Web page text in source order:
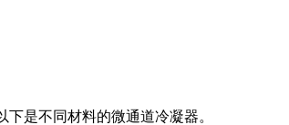
是不同材料的微通道冷凝器。